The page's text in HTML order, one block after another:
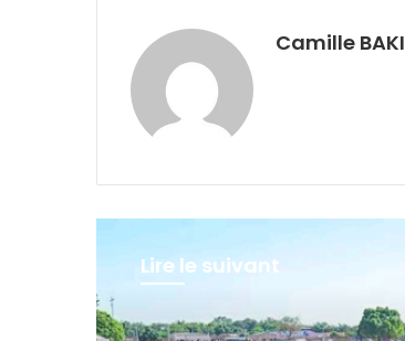
Camille BAKI
Lire le suivant